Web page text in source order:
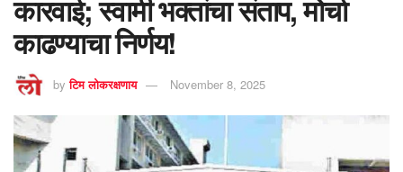
कारवाई; स्वामी भक्तांचा संताप, मोर्चा
काढण्याचा निर्णय!
by टिम लोकरक्षणाय November 8, 2025